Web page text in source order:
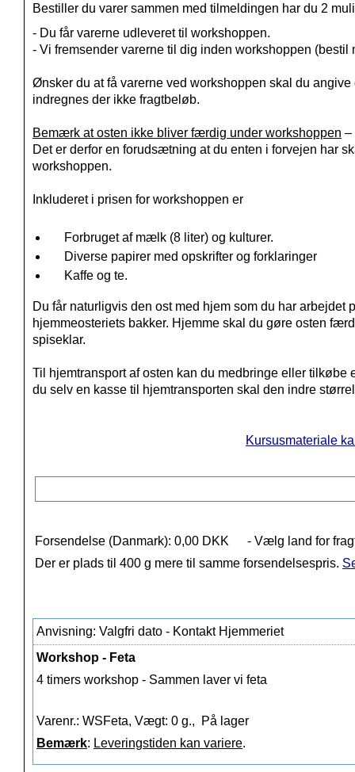
Bestiller du varer sammen med tilmeldingen har du 2
- Du får varerne udleveret til workshoppen.
- Vi fremsender varerne til dig inden workshoppen (bestil
Ønsker du at få varerne ved workshoppen skal du
indregnes der ikke fragtbeløb.
Bemærk at osten ikke bliver færdig under workshoppen –
Det er derfor en forudsætning at du enten i forvejen har
workshoppen.
Inkluderet i prisen for workshoppen er
Forbruget af mælk (8 liter) og kulturer.
Diverse papirer med opskrifter og forklaringer
Kaffe og te.
Du får naturligvis den ost med hjem som du har
hjemmeosteriets bakker. Hjemme skal du gøre osten
spiseklar.
Til hjemtransport af osten kan du medbringe eller
du selv en kasse til hjemtransporten skal den indre
Kursusmateriale
Forsendelse (Danmark): 0,00 DKK
- Vælg land for
Der er plads til 400 g mere til samme forsendelsespris.
Anvisning: Valgfri dato - Kontakt Hjemmeriet
Workshop - Feta
4 timers workshop - Sammen laver vi feta
Varenr.: WSFeta, Vægt: 0 g.,
På lager
Bemærk: Leveringstiden kan variere.